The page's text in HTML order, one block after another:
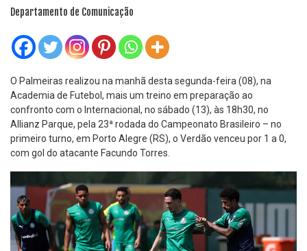
Departamento de Comunicação
O Palmeiras realizou na manhã desta segunda-feira (08), na
Academia de Futebol, mais um treino em preparação ao
confronto com o Internacional, no sábado (13), às 18h30, no
Allianz Parque, pela 23ª rodada do Campeonato Brasileiro – no
primeiro turno, em Porto Alegre (RS), o Verdão venceu por 1 a 0,
com gol do atacante Facundo Torres.